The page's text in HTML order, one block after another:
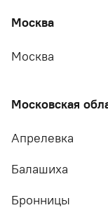
Москва
Москва
Московская
Апрелевка
Балашиха
Бронницы